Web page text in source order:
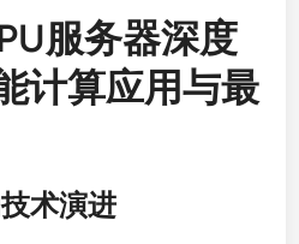
服务器深度
计算应用与最
术演进